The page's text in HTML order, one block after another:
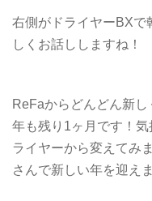
右側がドライヤーBXで
しくお話ししますね！
ReFaからどんどん新
年も残り1ヶ月です！
ライヤーから変えてみ
さんで新しい年を迎え